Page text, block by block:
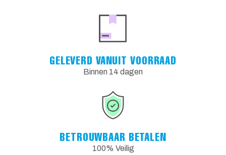
GELEVERD VANUIT VOORRAAD
Binnen 14 dagen
BETROUWBAAR BETALEN
100% Veilig